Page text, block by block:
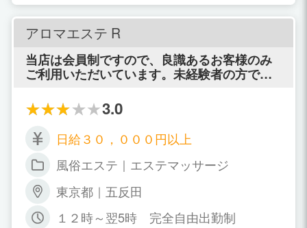
アロマエステ R
当店は会員制ですので、良識あるお客様のみ
ご利用いただいています。未経験者の方でも
ございますのでご安心ください。 Hなサービ
ス重視ではなく、マッサージや会話を通して
癒しを求めてくるお客様がほとんどです。質
問や待遇などのお問い合わせはお気軽にご相
談ください。 ● 雰囲気に自信のある方 ● 容姿
に自信のある方 ● お客様を癒す事を第一に考
えられる方 ● スタイルに自信のある方 ● 媒体
OKの方は特に優遇 ● マッサージ店での経験者
● 未経験者の方も大歓迎！
3.0
日給３０，０００円以上
風俗エステ｜エステマッサージ
東京都｜五反田
１２時～翌5時 完全自由出勤制